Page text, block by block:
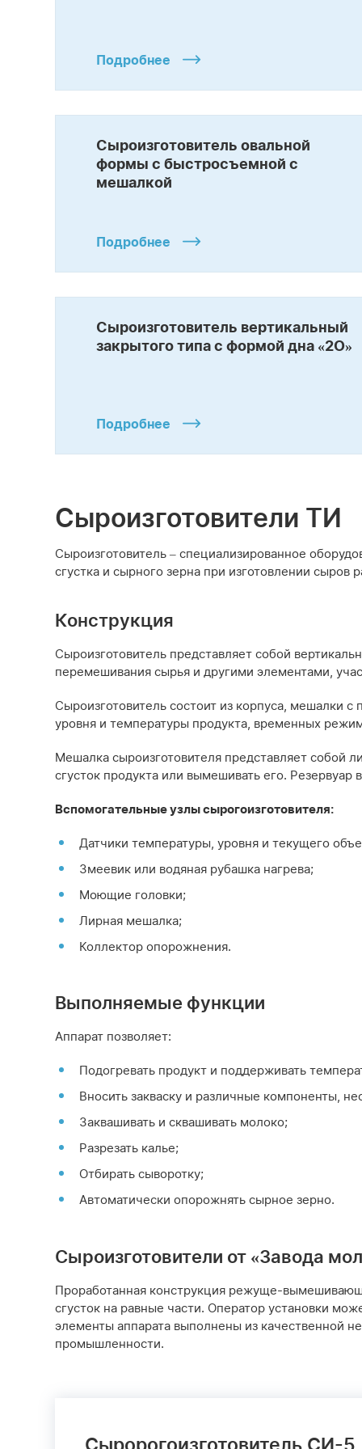
Подробнее
Сыроизготовитель овальной
формы с быстросъемной с
мешалкой
Подробнее
Сыроизготовитель вертикальный
закрытого типа с формой дна «2О»
Подробнее
Сыроизготовители ТИ
Сыроизготовитель – специализированное
сгустка и сырного зерна при изготовлении сыров
Конструкция
Сыроизготовитель представляет собой
перемешивания сырья и другими элементами,
Сыроизготовитель состоит из корпуса, мешалки
уровня и температуры продукта, временных
Мешалка сыроизготовителя представляет собой
сгусток продукта или вымешивать его.
Вспомогательные узлы сырогоизготовителя:
Датчики температуры, уровня и текущего
Змеевик или водяная рубашка нагрева;
Моющие головки;
Лирная мешалка;
Коллектор опорожнения.
Выполняемые функции
Аппарат позволяет:
Подогревать продукт и поддерживать
Вносить закваску и различные компоненты,
Заквашивать и сквашивать молоко;
Разрезать калье;
Отбирать сыворотку;
Автоматически опорожнять сырное зерно.
Сыроизготовители от «Завода
Проработанная конструкция режуще-
сгусток на равные части. Оператор установки
элементы аппарата выполнены из качественной
промышленности.